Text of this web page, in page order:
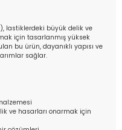
lastiklerdeki büyük delik ve
için tasarlanmış yüksek
bu ürün, dayanıklı yapısı ve
sağlar.
ve hasarları onarmak için